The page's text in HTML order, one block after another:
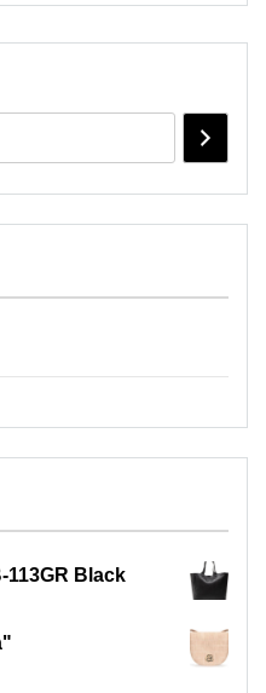
113GR Black